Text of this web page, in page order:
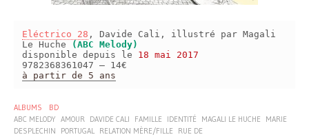
Eléctrico 28 , Davide Cali, illustré par Magali
Le Huche
(ABC Melody)
disponible depuis le 18 mai 2017
9782368361047 – 14€
à partir de 5 ans
ALBUMS
BD
ABC MELODY AMOUR DAVIDE CALI FAMILLE IDENTITÉ MAGALI LE HUCHE
MARIE
DESPLECHIN
PORTUGAL RELATION MÈRE/FILLE
RUE DE